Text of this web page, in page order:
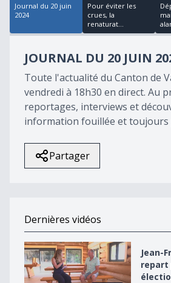
Journal du 20 juin
2024
Pour éviter les
crues, la
renaturat...
JOURNAL DU 20 JUIN
Toute l'actualité du Canton de
vendredi à 18h30 en direct. Au
reportages, interviews et
information fouillée et toujours
Partager
Dernières vidéos
Jean-François Thuillard repart
Jean-
repart